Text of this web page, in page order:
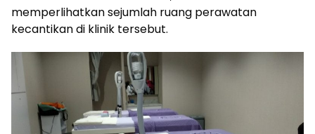
memperlihatkan sejumlah ruang perawatan
kecantikan di klinik tersebut.